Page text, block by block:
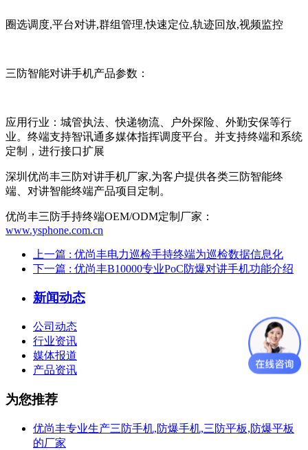
圈选调度,平台对讲,群组管理,快速定位,轨迹回放,视频监控
三防智能对讲手机产品参数：
应用行业：城管执法、快递物流、户外探险、外勤安保等行
业。终端支持智讯通多媒体指挥调度平台。并支持终端和系统
定制，进行接口扩展
深圳优尚丰三防对讲手机厂家,为客户提供各类三防智能终
端、对讲智能终端产品项目定制。
优尚丰三防手持终端OEM/ODM定制厂家：
www.ysphone.com.cn
上一篇 : 优尚丰电力巡检手持终端为巡检数据信息化
下一篇 : 优尚丰B10000专业PoC防爆对讲手机功能介绍
新闻动态
公司动态
行业资讯
媒体报道
产品资讯
为您推荐
优尚丰专业生产三防手机,防爆手机,三防平板,防爆平板
的厂家